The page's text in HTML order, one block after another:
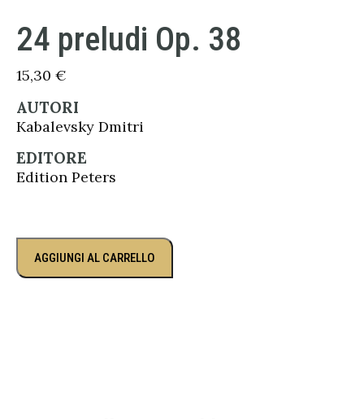
24 preludi Op. 38
15,30 €
AUTORI
Kabalevsky Dmitri
EDITORE
Edition Peters
AGGIUNGI AL CARRELLO